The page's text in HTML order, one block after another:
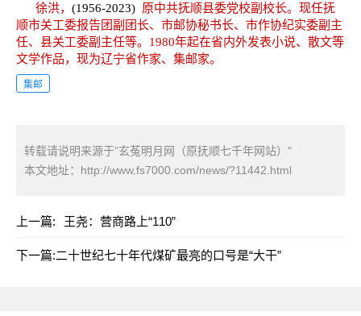
徐洪， (1956-2023) 原中共抚顺县委党校副校长。现任抚
顺市关工委报告团副团长、市邮协秘书长、市作协纪实委副主
任、县关工委副主任等。1980年起在省内外发表小说、散文等
文学作品，现为辽宁省作家、集邮家。
集邮
转载请说明来源于"玄菟明月网（原抚顺七千年网站）"
本文地址： http://www.fs7000.com/news/?11442.html
上一篇: 王尧：营商路上“110”
下一篇:二十世纪七十年代煤矿最亮的口号是“大干”